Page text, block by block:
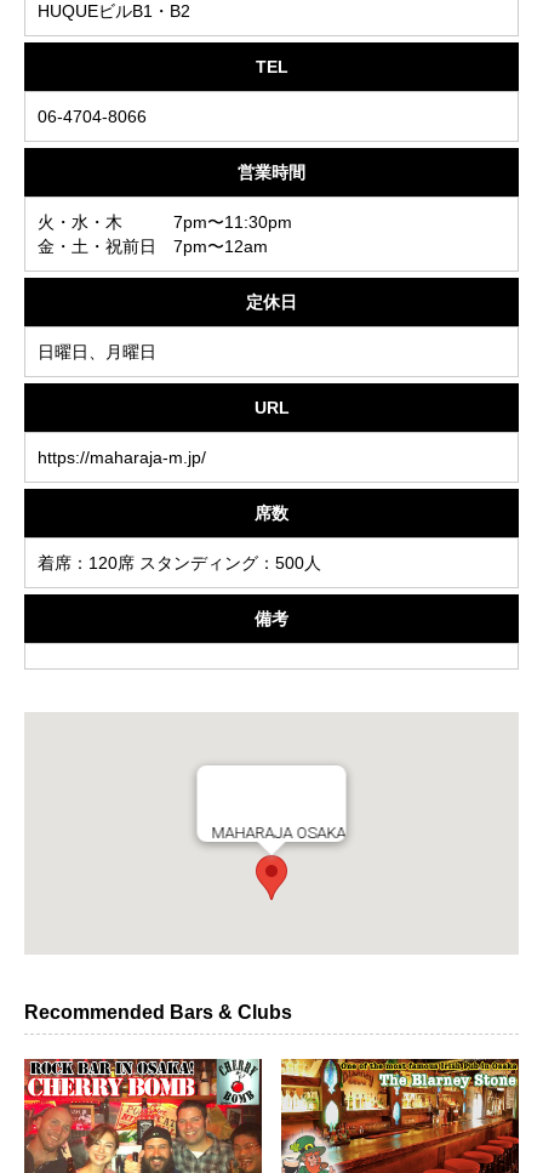
HUQUEビルB1・B2
TEL
06-4704-8066
営業時間
火・水・木 7pm〜11:30pm
金・土・祝前日 7pm〜12am
定休日
日曜日、月曜日
URL
https://maharaja-m.jp/
席数
着席：120席 スタンディング：500人
備考
MAHARAJA OSAKA
Recommended Bars & Clubs